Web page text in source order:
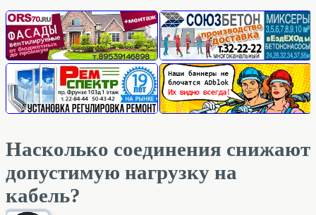
Насколько соединения снижают
допустимую нагрузку на
кабель?